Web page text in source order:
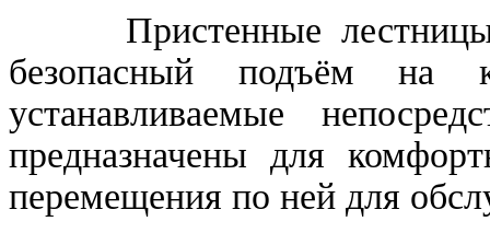
Пристенные лестницы
безопасный подъём на
устанавливаемые
предназначены для
перемещения по ней для